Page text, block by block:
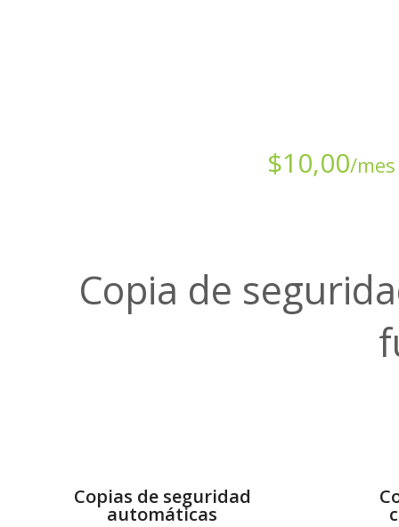
$10,00/mes
Copia de
Copias de seguridad
automáticas